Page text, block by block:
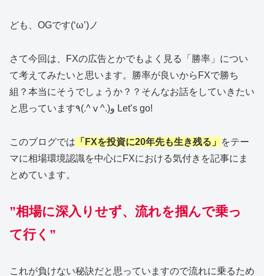
ども、OGです(‘ω’)ノ
さて今回は、FXの広告とかでもよく見る「勝率」につい
て考えてみたいと思います。勝率が良いからFXで勝ち
組？本当にそうでしょうか？？そんなお話をしていきたい
と思っています٩(.^ⅴ^.)و Let’s go!
このブログでは 「FXを投資に20年先も生き残る」
をテー
マに相場環境認識を中心にFXにおける気付きを記事にま
とめています。
”相場に深入りせず、流れを掴んで乗っ
て行く”
これが負けない秘訣だと思っていますので流れに乗るため